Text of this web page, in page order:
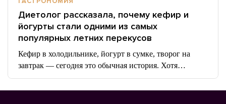
Диетолог рассказала, почему кефир и
йогурты стали одними из самых
популярных летних перекусов
Кефир в холодильнике, йогурт в сумке, творог на
завтрак — сегодня это обычная история. Хотя…